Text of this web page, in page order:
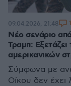
Νέο σενάριο
Τραμπ:
αμερικανικών
Σύμφωνα με
Οίκου δεν έχει
09.04.2026, 21:48